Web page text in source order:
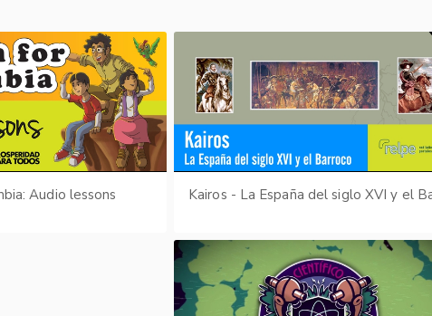
Audio lessons